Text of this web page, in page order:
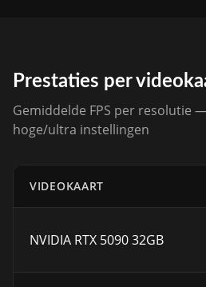
Prestaties per
Gemiddelde FPS per resolutie
hoge/ultra instellingen
VIDEOKAART
NVIDIA RTX 5090 32GB